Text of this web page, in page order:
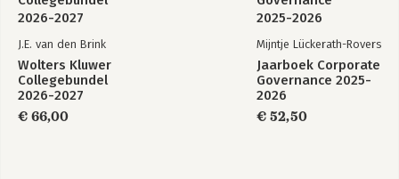
J.E. van den Brink
Wolters Kluwer
Collegebundel
2026-2027
€ 66,00
Mijntje Lückerath-Rovers
Jaarboek Corporate
Governance 2025-
2026
€ 52,50